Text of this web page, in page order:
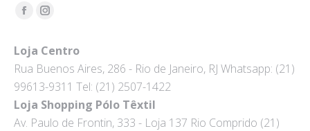
Encontre-nos em:
Facebook
opens
in
new
window
Instagram
opens
in
new
window
Loja Centro
Rua Buenos Aires, 286 - Rio de Janeiro, RJ Whatsapp: (21)
99613-9311 Tel: (21) 2507-1422
Loja Shopping Pólo Têxtil
Av. Paulo de Frontin, 333 - Loja 137 Rio Comprido (21)